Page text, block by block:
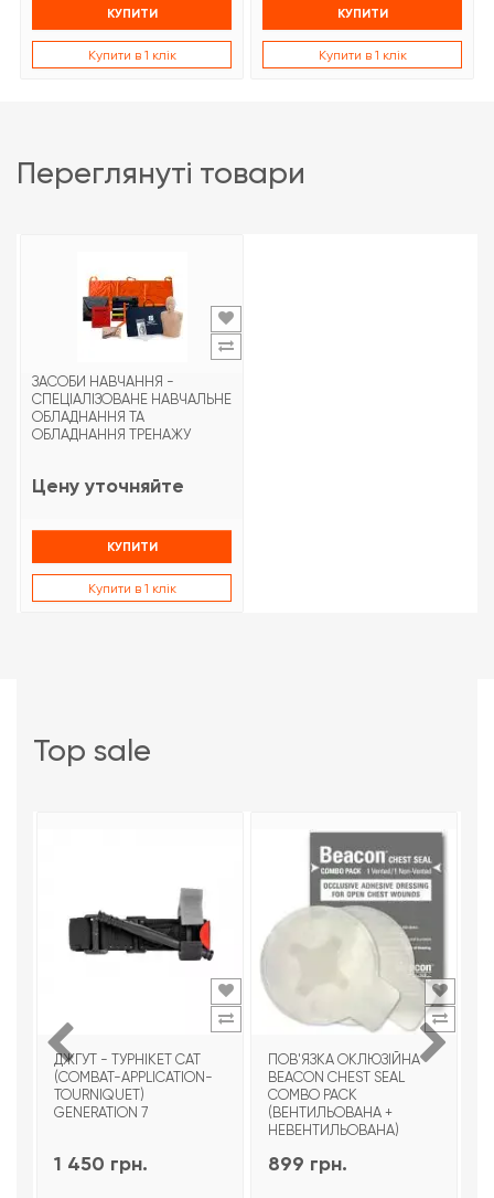
КУПИТИ
Купити в 1 клік
КУПИТИ
Купити в 1 клік
переглянуті товари
ЗАСОБИ НАВЧАННЯ -
СПЕЦІАЛІЗОВАНЕ НАВЧАЛЬНЕ
ОБЛАДНАННЯ ТА
ОБЛАДНАННЯ ТРЕНАЖУ
Цену уточняйте
КУПИТИ
Купити в 1 клік
top sale
ДЖГУТ - ТУРНІКЕТ CAT
(COMBAT-APPLICATION-
TOURNIQUET)
GENERATION 7
1 450 грн.
ПОВ'ЯЗКА ОКЛЮЗІЙНА
BEACON CHEST SEAL
COMBO PACK
(ВЕНТИЛЬОВАНА +
НЕВЕНТИЛЬОВАНА)
899 грн.